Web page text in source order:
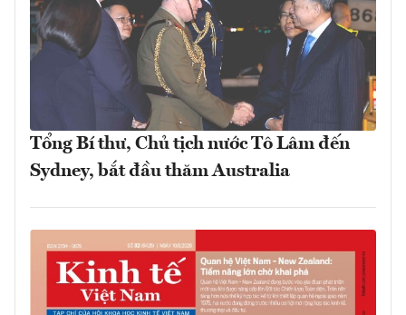
Tổng Bí thư, Chủ tịch nước Tô Lâm đến
Sydney, bắt đầu thăm Australia